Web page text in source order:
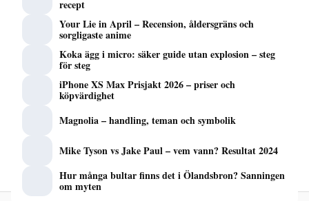
recept
Your Lie in April – Recension, åldersgräns och
sorgligaste anime
Koka ägg i micro: säker guide utan explosion – steg
för steg
iPhone XS Max Prisjakt 2026 – priser och
köpvärdighet
Magnolia – handling, teman och symbolik
Mike Tyson vs Jake Paul – vem vann? Resultat 2024
Hur många bultar finns det i Ölandsbron? Sanningen
om myten